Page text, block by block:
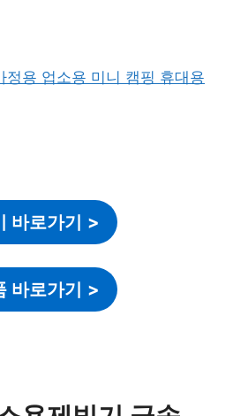
바로가기 >
바로가기 >